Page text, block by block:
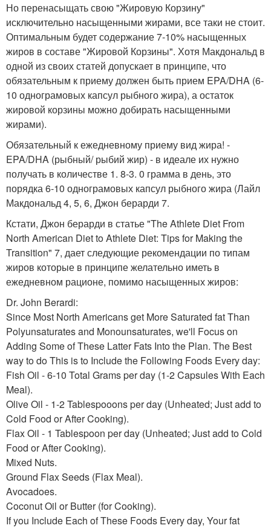
Но перенасыщать свою "Жировую Корзину"
исключительно насыщенными жирами, все таки не стоит.
Оптимальным будет содержание 7-10% насыщенных
жиров в составе "Жировой Корзины". Хотя Макдональд в
одной из своих статей допускает в принципе, что
обязательным к приему должен быть прием EPA/DHA (6-
10 однограмовых капсул рыбного жира), а остаток
жировой корзины можно добирать насыщенными
жирами).
Обязательный к ежедневному приему вид жира! -
EPA/DHA (рыбный/ рыбий жир) - в идеале их нужно
получать в количестве 1. 8-3. 0 грамма в день, это
порядка 6-10 однограмовых капсул рыбного жира (Лайл
Макдональд 4, 5, 6, Джон берарди 7.
Кстати, Джон берарди в статье "The Athlete Diet From
North American Diet to Athlete Diet: Tips for Making the
Transition" 7, дает следующие рекомендации по типам
жиров которые в принципе желательно иметь в
ежедневном рационе, помимо насыщенных жиров:
Dr. John Berardi:
Since Most North Americans get More Saturated fat Than
Polyunsaturates and Monounsaturates, we'll Focus on
Adding Some of These Latter Fats Into the Plan. The Best
way to do This is to Include the Following Foods Every day:
Fish Oil - 6-10 Total Grams per day (1-2 Capsules With Each
Meal).
Olive Oil - 1-2 Tablespooons per day (Unheated; Just add to
Cold Food or After Cooking).
Flax Oil - 1 Tablespoon per day (Unheated; Just add to Cold
Food or After Cooking).
Mixed Nuts.
Ground Flax Seeds (Flax Meal).
Avocadoes.
Coconut Oil or Butter (for Cooking).
If you Include Each of These Foods Every day, Your fat